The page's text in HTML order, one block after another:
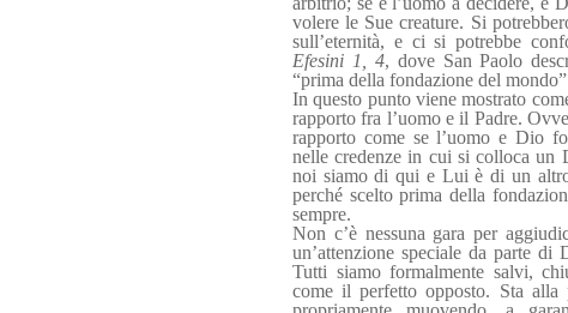
volere le Sue creature. Si
sull’eternità, e ci si potrebbe
Efesini 1, 4, dove San Paolo
“prima della fondazione del
In questo punto viene mostrato
rapporto fra l’uomo e il Padre.
rapporto come se l’uomo e Dio
nelle credenze in cui si colloca un
noi siamo di qui e Lui è di un
perché scelto prima della
sempre.
Non c’è nessuna gara per
un’attenzione speciale da parte di
Tutti siamo formalmente salvi,
come il perfetto opposto. Sta alla